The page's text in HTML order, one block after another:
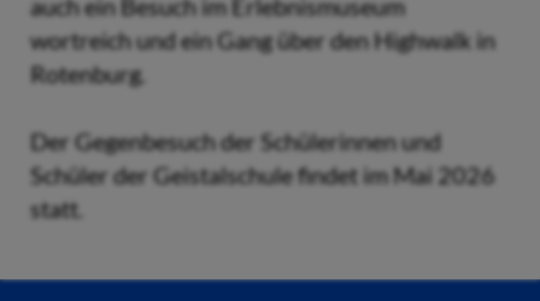
auch ein Besuch im Erlebnismuseum
wortreich und ein Gang über den Highwalk in
Rotenburg.
Der Gegenbesuch der Schülerinnen und
Schüler der Geistalschule findet im Mai 2026
statt.